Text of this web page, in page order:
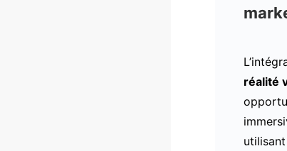
réalité